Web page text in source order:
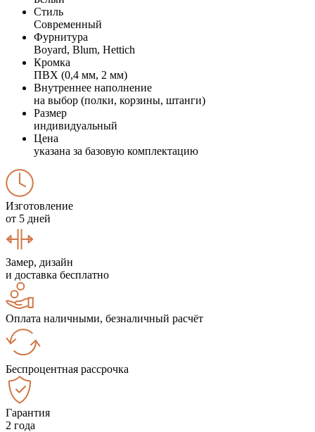
Стиль
Современный
Фурнитура
Boyard, Blum, Hettich
Кромка
ПВХ (0,4 мм, 2 мм)
Внутреннее наполнение
на выбор (полки, корзины, штанги)
Размер
индивидуальный
Цена
указана за базовую комплектацию
Изготовление
от 5 дней
Замер, дизайн
и доставка бесплатно
Оплата наличными, безналичный расчёт
Беспроцентная рассрочка
Гарантия
2 года